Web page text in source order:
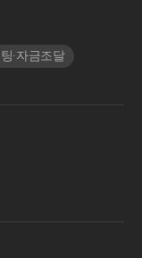
∙자금조달